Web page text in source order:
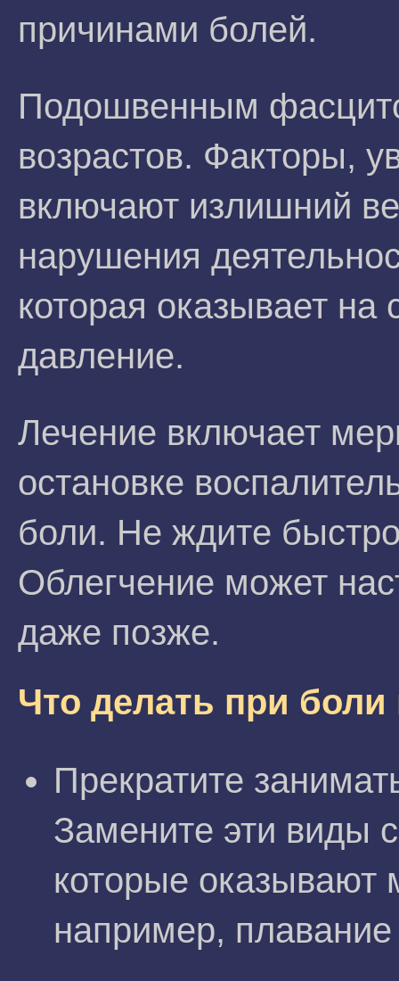
причинами болей.
Подошвенным
возрастов. Факторы,
включают излишний
нарушения
которая оказывает на
давление.
Лечение включает
остановке
боли. Не ждите
Облегчение может
даже позже.
Что делать при боли
Прекратите
Замените эти виды
которые оказывают
например,